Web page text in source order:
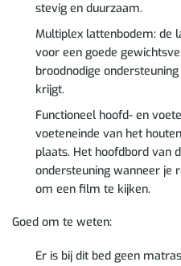
stevig en duurzaam.
Multiplex lattenbodem: de
voor een goede
broodnodige
krijgt.
Functioneel hoofd- en
voeteneinde van het
plaats. Het hoofdbord van
ondersteuning wanneer je
om een film te kijken.
Goed om te weten:
Er is bij dit bed geen